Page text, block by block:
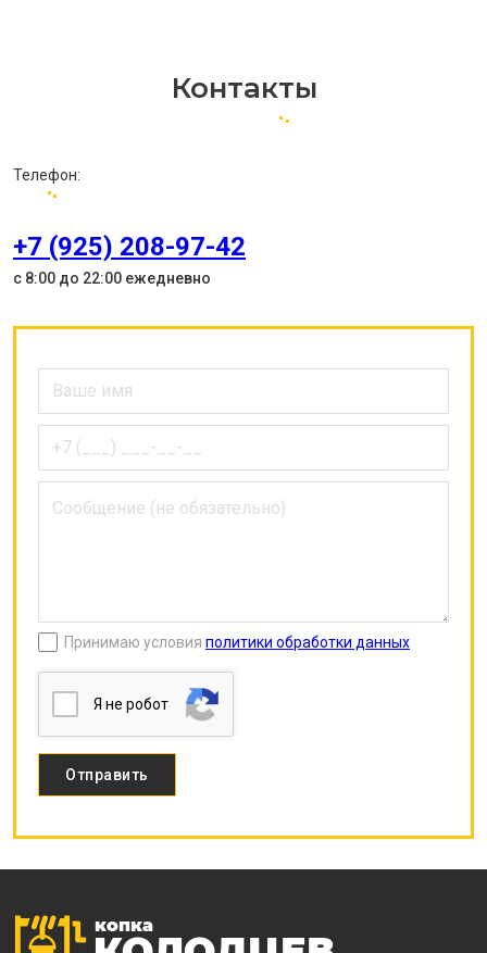
Контакты
Телефон:
+7 (925) 208-97-42
с 8:00 до 22:00 ежедневно
Принимаю условия политики обработки данных
Я нe poбoт